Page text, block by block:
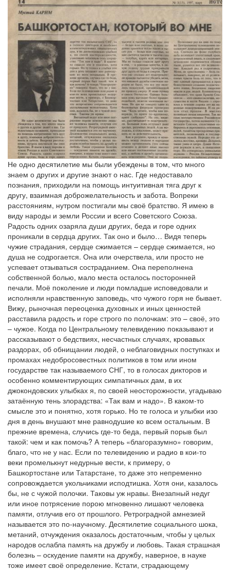
Не одно десятилетие мы были убеждены в том, что много знаем о других и другие знают о нас. Где недоставало познания, приходили на помощь интуитивная тяга друг к другу, взаимная доброжелательность и забота. Вопреки расстояниям, нутром постигали мы своё братство. Я имею в виду народы и земли России и всего Советского Союза. Радость одних озаряла души других, беда и горе одних проникали в сердца других. Так оно и было… Видя теперь чужие страдания, сердце сжимается – сердце сжимается, но душа не содрогается. Она или очерствела, или просто не успевает отзываться состраданием. Она переполнена собственной болью, мало места осталось посторонней печали. Моё поколение и люди помладше исповедовали и исполняли нравственную заповедь, что чужого горя не бывает. Вижу, рыночная переоценка духовных и иных ценностей расставила радость и горе строго по полочкам: это – своё, это – чужое. Когда по Центральному телевидению показывают и рассказывают о бедствиях, несчастных случаях, кровавых раздорах, об обнищании людей, о неблаговидных поступках и промахах недобросовестных политиков в том или ином государстве так называемого СНГ, то в голосах дикторов и особенно комментирующих симпатичных дам, в их джокондовских улыбках я, по своей неосторожности, угадываю затаённую тень злорадства: «Так вам и надо». В каком-то смысле это и понятно, хотя горько. Но те голоса и улыбки изо дня в день внушают мне равнодушие ко всем остальным. В прежние времена, случись где-то беда, первый порыв был такой: чем и как помочь? А теперь «благоразумно» говорим, благо, что не у нас. Если по телевидению и радио в кои-то веки промелькнут недурные вести, к примеру, о Башкортостане или Татарстане, то даже это непременно сопровождается укольчиками исподтишка. Хотя они, казалось бы, не с чужой полочки. Таковы уж нравы. Внезапный недуг или иное потрясение порою мгновенно лишают человека памяти, отлучив его от прошлого. Ретроградной амнезией называется это по-научному. Десятилетие социального шока, метаний, отчуждения оказалось достаточным, чтобы у целых народов ослабла память на дружбу и любовь. Такая страшная болезнь – оскудение памяти на дружбу, наверное, в науке тоже имеет своё определение. Кстати, страдающему амнезией даже при малейшей надежде на выздоровление помогают в постепенном возвращении памяти. Снова и снова повторяют ему названия вещей, предметов, явлений: это – хлеб, это – вода, это – солнце, это – земля… Однако я не думаю, что народы великой страны, которые совсем недавно искренне гордились своим братским единением, полностью потеряли историческую память. Нет, не думаю. Не понаслышке, не по голосистым приукрашениям знал я свою огромную многокрасочную Родину, исколесил её всю, рукой и сердцем притрагивался к каждому её узору, чувствовал её дыхание, слух мой наслаждался стоустыми приветливыми речениями. И на свой порыв везде находил отклик: «Я твой». Перед собой я поныне вижу тысячи и тысячи родных мне лиц – белых или смуглых, в моих ладонях хранится тепло тысяч и тысяч рук – белых или смуглых, во мне светятся тысячи и тысячи глаз – голубых, карих или янтарных. Мы не только глядели друг другу в очи, – в роковые минуты, в лихую годину грудью прикрывали друг друга от беды и смерти. Притом уже столько лет подстрекатели вражды пытаются убедить меня, что никакой дружбы советских народов не было, что всё это являлось показухой, организованной по приказу сверху. Я знаю правду о своём Отечестве. Однако большая ложь выглядит более правдоподобной, нежели маленькая истина. Не зря же говорил один из бесноватых фюреров примерно так: «Коль хотите, чтобы вам поверили, то врите по-крупному, врите глобально». На это, видимо, рассчитывают те подстрекатели. Большая ложь оглушает даже зрелых, разумных людей. А уж молодёжь, к сожалению, может принять её за действительность. Как я разумею, вражду и ненависть между людьми и народами можно организовать (что сейчас отменно и делают иные высоко или низко поставленные политики), а любовь и дружбу организовать невозможно. Они не поддаются диктату сверху или извне. Возникают они и живут по велению жизни и души. Тем временем нечистая сила хихикает мне в лицо: «Хи-хи… Если так было крепко спаяно ваше интернациональное братство, почему же оно вдруг распалось?» Уточним сразу. Оно по сути не распалось, лишь на время расстроилось. Впрочем, случается и такое. Всевышний, как принято думать, неустанно и вечно творит и внедряет веру. И вдруг из недр самого Бога появляется дьявол и вмиг низвергает и оскверняет эту веру. Такие дьявольские козни порою посягают на могущество целых народов и держав. Теперь, увидев это воочию, волей-неволей становишься мистиком. А державы создаются столетиями. Не империи, именно державы. Несколько раз на дню по тому же Центральному телевидению показывают душераздирающий эпизод. Сначала на фоне голубого неба возникает златоглавый храм, устремлённый ввысь, в следующее мгновение поднимается облако пыли, рушится всё это великолепие. Каждый раз я содрогаюсь. Меня, не христианина – боль охватывает, наверное, не от религиозных чувств, боль от того, что в миг единый превращается в прах божественное создание человеческого гения, бесценное творение мысли и рук людей. Комментатор объясняет, что Храм Христа Спасителя – символ величия, могущества и чести России – строился в течение сорока лет на народные пожертвования. И он разом стал прахом. В мыслях возникает некая аналогия. Так же само могущественное Российское государство, потом названное Советским Союзом, столетиями собиралось и укреплялось усилиями, волей, талантом прозорливых правителей, полководцев и государственных мужей. Нередко это делалось жестоко, кроваво. Делалось также умно и хитро. Длани Истории держали и меч, и священное перо. Но сотворилась уникальная держава – Россия. Незадачливые наследники по тайному уговору в тёмном лесу в одну ночь взорвали её. Тут ни при чём историческая формация или социально-политический строй. «Империей зла» нарекли её не потому, что она была социалистической, а потому, что была великой и непобедимой Россией. Назвав её «империей зла», легче было стращать ею и натравливать на неё тёмные силы мира и доморощенных геростратов. Бросили клич: «Бей её!» И били. Нынче за одного битого двух небитых не дают. Побит – ползай. Концепция разрушения, момент взрыва – были разработаны чётко. На том их миссия была завершена исправно. И страна пошла с молотка. Денно и нощно не смолкает звон медной тарелки. Бьющие молотком по тарелке себя тоже не обделили. Потому-то идёт беспрерывная потасовка за обладание тем магическим молотком разного калибра и веса. «В переменах последних лет неужели ничего хорошего не видишь? – спрашиваю сам себя. – Всё, что ты говоришь, не ново и каждому известно. Что толку от этого сетования?» Толку мало. Но язык всегда вертится возле больного зуба, если боль не утихает. Конечно, что-то вижу. Кому-то – незаслуженно хорошо, редко кому – хорошо по справедливости. Лично хорошо. По отдельности хорошо, но Родине всей – нехорошо. В разорённой стране счастливым быть невозможно. Конечно, вижу, пробуждается национальное самосознание и растёт достоинство. Укрепляется суверенитет Башкортостана, который даёт ощутимые плоды в государственном строительстве, в области науки и культуры, в развитии национальных языков. Этому радуюсь. Появились признаки свободы волеизъявления. Это – благо. В то же время получило свободу всякое слово. Но это свободное слово порою, мне кажется, схоже с усердием ветра, вертящего жернова ветряной мельницы, в насыпи которой пусто – ни пшеницы, ни ржи. Вот это сильно огорчает. Благо, Храм Христа Спасителя восстанавливается, вернее, заново строится. Кто же, на какой же стройплощадке восстановит величие нашего государства? Оно должно быть восстановлено и будет восстановлено. В моём относительно благополучном суверенном Башкортостане, где, смею утверждать, нет ни одного голодающего ребёнка, я не испытываю благоденствия и прочности. Душа не на месте. Ибо Башкортостан – живая доля России, какой бывает доля зрелого лимона. По нему проходят кровеносные сосуды и нервы всей страны, связывая наши жизни, судьбы. Проходят по нему стоны и страдания. Ещё не так давно более или менее просвещённый гражданин, о чём я говорил в самом начале, немало знал о прошлом и настоящем, о буднях и праздниках людей, живущих в близких и далёких не чужих краях. Теперь, беря в расчёт нашу всеобщую забывчивость, приходится вновь и вновь повторять: это – хлеб, это – вода, это – земля, это – Родина, это – Россия, это – Башкортостан… II На картах, где обозначены очень стародавние пределы обитания племён и народностей на просторах Евразии, слово «башкиры» занимает расстояние от Тобола до Волги и Прикаспия. Тогда земли не были отмечены границами и разделены на квадратные километры, названы были лишь именами союзов, племён, закреплены, как печатью, копытами коней. Это теперь чётко намечены рубежи, определены площади. Она у Башкортостана, после сужения из века в век, составляет 143,5 тысячи квадратных километров. Для четырёх миллионов человек там не тесно. Всем хватает места, дела, пищи – башкирами татарам, русским и чувашам, украинцам и марийцам, евреям и удмуртам, всем, живущим здесь. Хотя нашим пашням и лугам, лесами рекам, степям и горам угрожает оскудение, разорение и гибель от наших же рук, но верю, мы возьмёмся за ум и спасём их. Не захиреет вконец наш некогда райский край от Ика до Яика, край, обнявший два континента – Европу и Азию. Урал свой мы называем золотым швом, соединяющим два материка. Об этом я слышал даже такую легенду. Когда-то Европу от Азии отделяла вода. Создателя это стало смущать. Он понял, что оплошал, не соединив их. Но он не любил заниматься поправками, да и недосуг было ему. Владыка вселенной позвал к себе джигита-башкира и велел ему взять большую стальную иглу и бесконечно длинную золотую нить и пришить Европу к Азии. Тот долго и толково трудился и к исходу первой вечности завершил свою работу. На месте шва получилась гора несметных сокровищ. Так возник Урал. Бог остался доволен и в вознаграждение дал джигиту в жёны прекрасное со